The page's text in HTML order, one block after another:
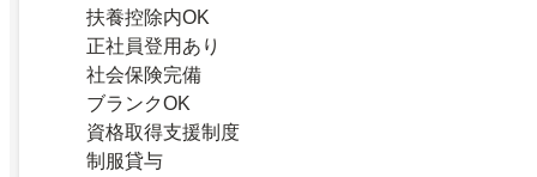
扶養控除内OK
正社員登用あり
社会保険完備
ブランクOK
資格取得支援制度
制服貸与